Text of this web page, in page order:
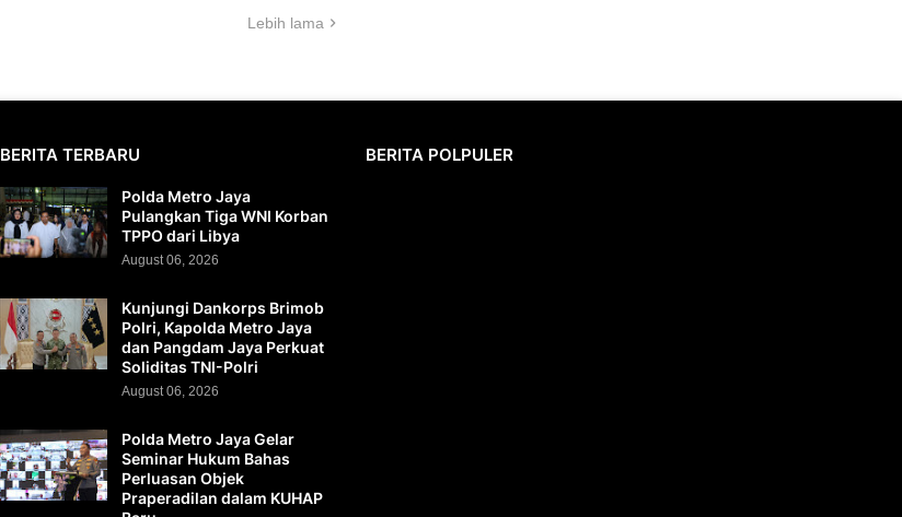
Lebih lama
BERITA TERBARU
Polda Metro Jaya
Pulangkan Tiga WNI Korban
TPPO dari Libya
August 06, 2026
Kunjungi Dankorps Brimob
Polri, Kapolda Metro Jaya
dan Pangdam Jaya Perkuat
Soliditas TNI-Polri
August 06, 2026
Polda Metro Jaya Gelar
Seminar Hukum Bahas
Perluasan Objek
Praperadilan dalam KUHAP
BERITA POLPULER